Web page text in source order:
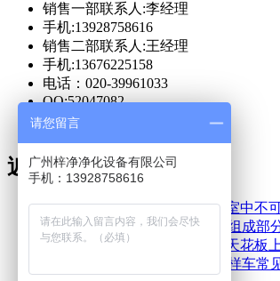
销售一部联系人:李经理
手机:13928758616
销售二部联系人:王经理
手机:13676225158
电话：020-39961033
QQ:52047082
近期文章
FFU高效空气净化单元是洁净室中不
层流罩作为洁净车间中的重要组成部
FFU应均匀分布在洁净车间的天花板
防爆洁净采样车和防爆层流取样车
请您留言
广州梓净净化设备有限公司
手机：13928758616